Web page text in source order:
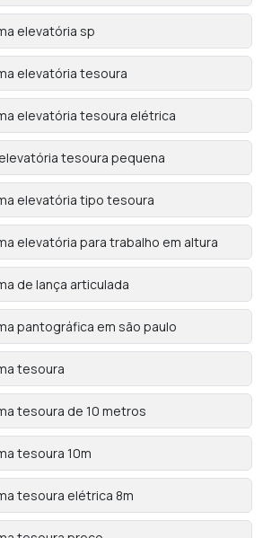
elevatória sp
elevatória tesoura
elevatória tesoura elétrica
tesoura pequena
elevatória tipo tesoura
elevatória para trabalho em altura
de lança articulada
pantográfica em são paulo
tesoura
tesoura de 10 metros
tesoura 10m
tesoura elétrica 8m